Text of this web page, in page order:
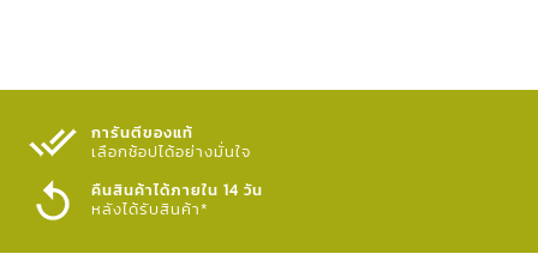
การันตีของแท้
เลือกช้อปได้อย่างมั่นใจ​
คืนสินค้าได้ภายใน 14 วัน
หลังได้รับสินค้า*